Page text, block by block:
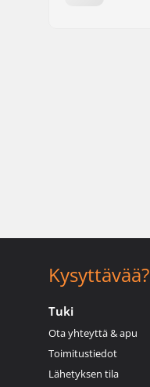
Kysyttävää?
Tuki
Ota yhteyttä & apu
Toimitustiedot
Lähetyksen tila